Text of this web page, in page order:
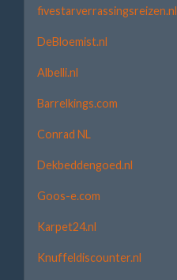
fivestarverrassingsreizen.nl
DeBloemist.nl
Albelli.nl
Barrelkings.com
Conrad NL
Dekbeddengoed.nl
Goos-e.com
Karpet24.nl
Knuffeldiscounter.nl